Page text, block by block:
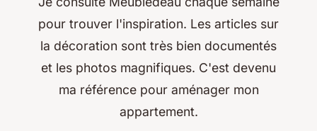
pour trouver l'inspiration. Les articles sur
la décoration sont très bien documentés
et les photos magnifiques. C'est devenu
ma référence pour aménager mon
appartement.